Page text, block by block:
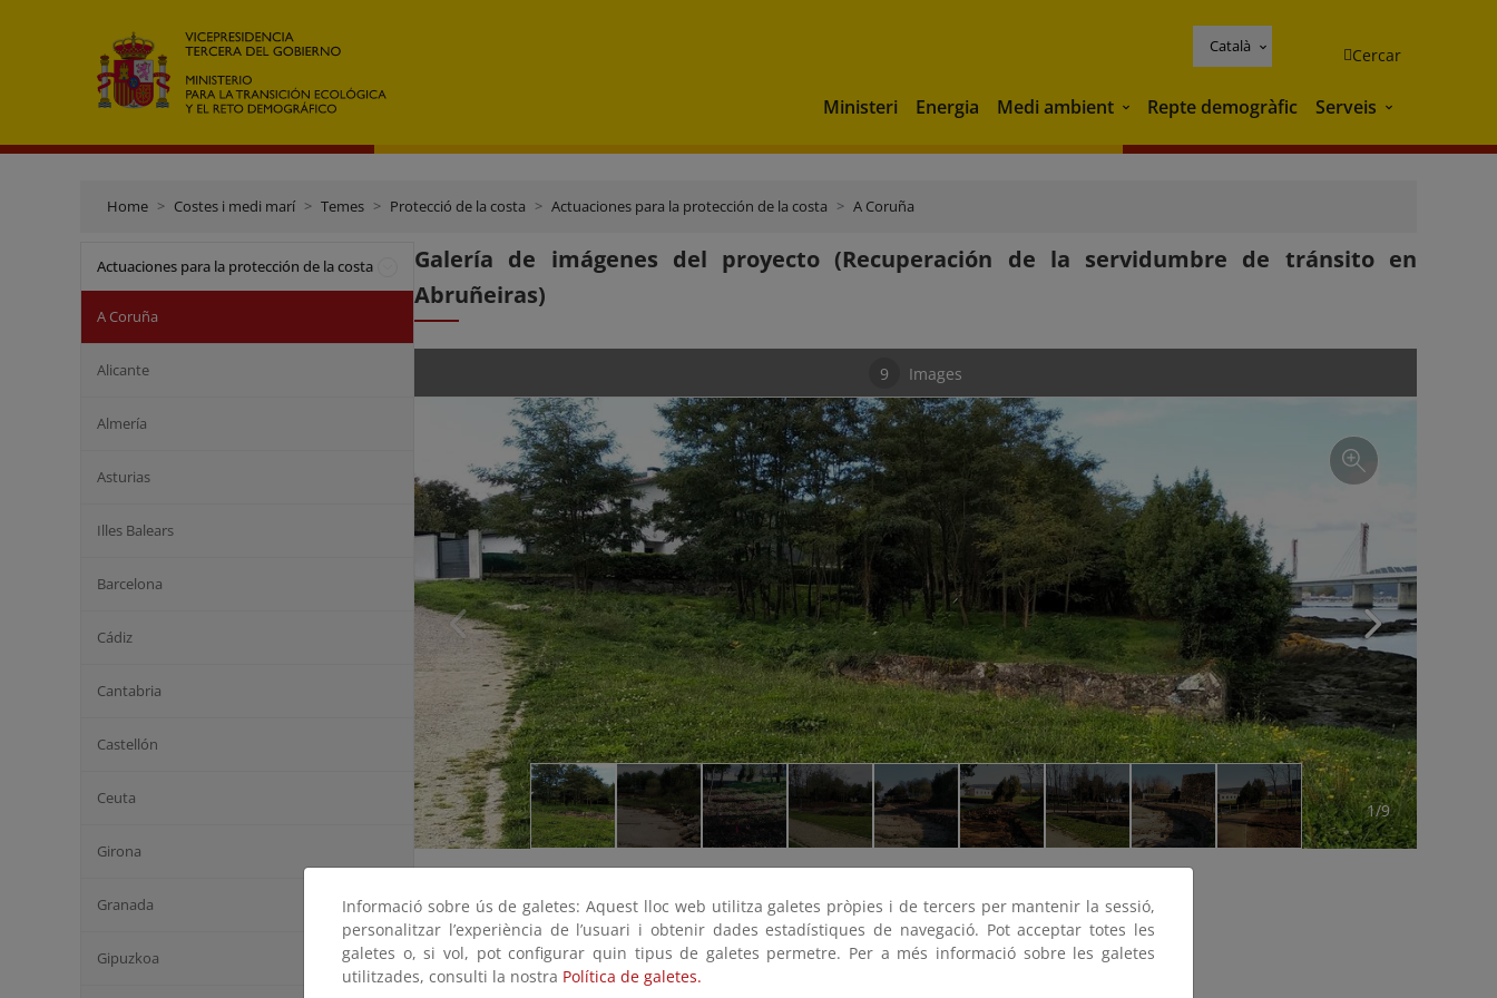
Català Cercar
Ministeri Energia Medi ambient Medi ambient
Repte demogràfic Serveis Serveis
Home Costes i medi marí Temes Protecció de la costa Actuaciones para la protección de la costa A Coruña
Actuaciones para la protección de la costa
A Coruña
Alicante
Almería
Asturias
Illes Balears
Barcelona
Cádiz
Cantabria
Castellón
Ceuta
Girona
Granada
Gipuzkoa
Galería de imágenes del proyecto (Recuperación de la servidumbre de tránsito en
Abruñeiras)
9 Images
1/9
Informació sobre ús de galetes: Aquest lloc web utilitza galetes pròpies i de tercers per mantenir la sessió,
personalitzar l’experiència de l’usuari i obtenir dades estadístiques de navegació. Pot acceptar totes les
galetes o, si vol, pot configurar quin tipus de galetes permetre. Per a més informació sobre les galetes
utilitzades, consulti la nostra Política de galetes.